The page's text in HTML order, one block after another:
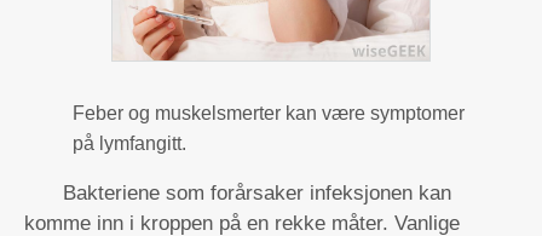
Feber og muskelsmerter kan være symptomer
på lymfangitt.
Bakteriene som forårsaker infeksjonen kan
komme inn i kroppen på en rekke måter. Vanlige